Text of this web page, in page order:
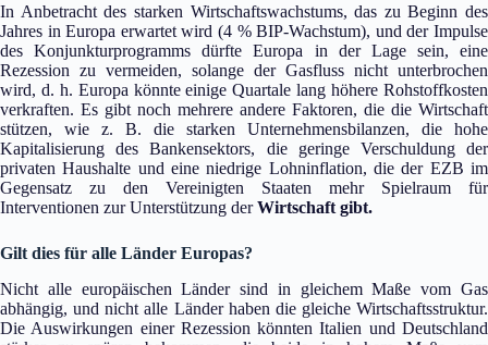
In Anbetracht des starken Wirtschaftswachstums, das zu Beginn des
Jahres in Europa erwartet wird (4 % BIP-Wachstum), und der Impulse
des Konjunkturprogramms dürfte Europa in der Lage sein, eine
Rezession zu vermeiden, solange der Gasfluss nicht unterbrochen
wird, d. h. Europa könnte einige Quartale lang höhere Rohstoffkosten
verkraften. Es gibt noch mehrere andere Faktoren, die die Wirtschaft
stützen, wie z. B. die starken Unternehmensbilanzen, die hohe
Kapitalisierung des Bankensektors, die geringe Verschuldung der
privaten Haushalte und eine niedrige Lohninflation, die der EZB im
Gegensatz zu den Vereinigten Staaten mehr Spielraum für
Interventionen zur Unterstützung derWirtschaft gibt.
Gilt dies für alle Länder Europas?
Nicht alle europäischen Länder sind in gleichem Maße vom Gas
abhängig, und nicht alle Länder haben die gleiche Wirtschaftsstruktur.
Die Auswirkungen einer Rezession könnten Italien und Deutschland